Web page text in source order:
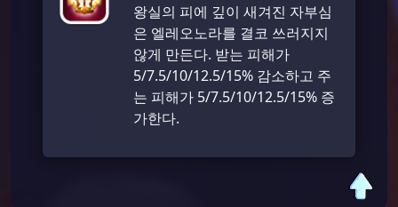
왕실의 피에 깊이 새겨진 자부심
은 엘레오노라를 결코 쓰러지지
않게 만든다. 받는 피해가
5/7.5/10/12.5/15% 감소하고 주
는 피해가 5/7.5/10/12.5/15% 증
가한다.